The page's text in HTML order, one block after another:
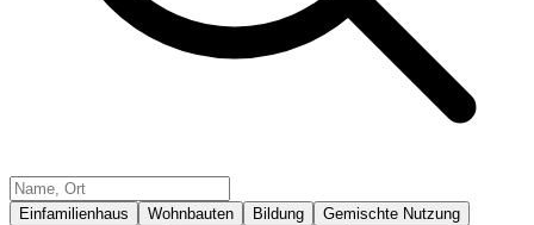
Einfamilienhaus Wohnbauten Bildung
Gemischte Nutzung